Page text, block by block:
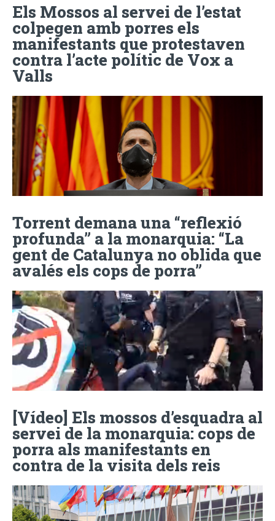
Els Mossos al servei de l’estat
colpegen amb porres els
manifestants que protestaven
contra l’acte polític de Vox a
Valls
Torrent demana una “reflexió
profunda” a la monarquia: “La
gent de Catalunya no oblida que
avalés els cops de porra”
[Vídeo] Els mossos d’esquadra al
servei de la monarquia: cops de
porra als manifestants en
contra de la visita dels reis